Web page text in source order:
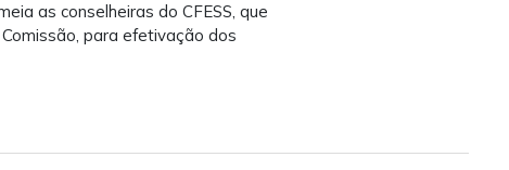
as conselheiras do CFESS, que
para efetivação dos